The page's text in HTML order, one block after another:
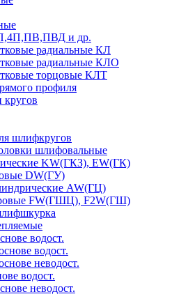
и др.
радиальные КЛ
радиальные КЛО
торцовые КЛТ
профиля
кругов
шлифкругов
шлифовальные
KW(ГКЗ), EW(ГК)
DW(ГУ)
AW(ГЦ)
FW(ГШЦ), F2W(ГШ)
водост.
водост.
неводост.
водост.
неводост.